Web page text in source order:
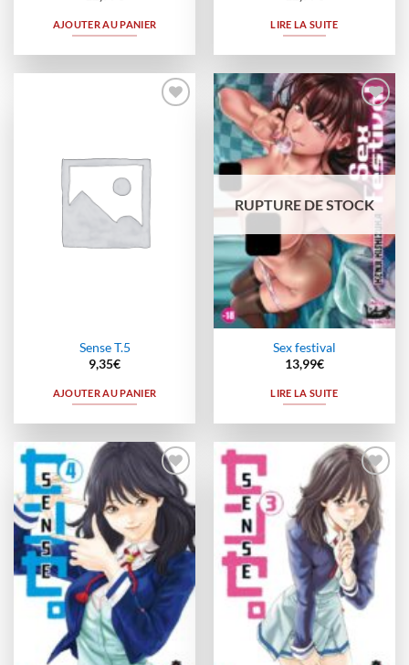
AJOUTER AU PANIER LIRE LA SUITE
Sense T.5
9,35€
AJOUTER AU PANIER
Ajouter
à la
wishlist
RUPTURE DE STOCK
Sex festival
13,99€
LIRE LA SUITE
Ajouter
à la
wishlist
Ajouter
à la
wishlist